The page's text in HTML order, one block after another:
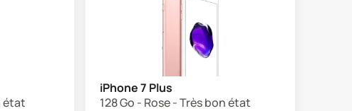
état
iPhone 7 Plus
128 Go - Rose - Très bon état